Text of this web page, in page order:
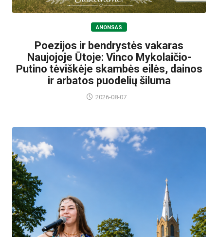
ANONSAS
Poezijos ir bendrystės vakaras
Naujojoje Ūtoje: Vinco Mykolaičio-
Putino tėviškėje skambės eilės, dainos
ir arbatos puodelių šiluma
2026-08-07